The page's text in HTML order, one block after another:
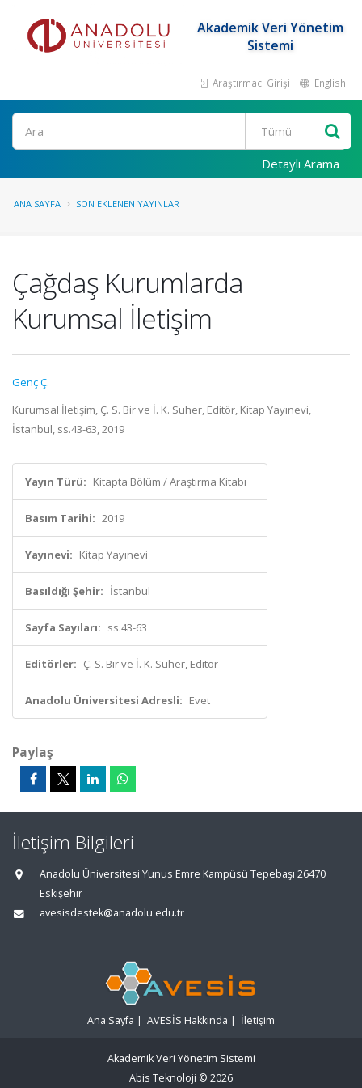
Akademik Veri Yönetim
Sistemi
Araştırmacı Girişi English
Ara
Detaylı Arama
ANA SAYFA SON EKLENEN YAYINLAR
Çağdaş Kurumlarda
Kurumsal İletişim
Genç Ç.
Kurumsal İletişim, Ç. S. Bir ve İ. K. Suher, Editör, Kitap Yayınevi,
İstanbul, ss.43-63, 2019
Yayın Türü: Kitapta Bölüm / Araştırma Kitabı
Basım Tarihi: 2019
Yayınevi: Kitap Yayınevi
Basıldığı Şehir: İstanbul
Sayfa Sayıları: ss.43-63
Editörler: Ç. S. Bir ve İ. K. Suher, Editör
Anadolu Üniversitesi Adresli: Evet
Paylaş
İletişim Bilgileri
Anadolu Üniversitesi Yunus Emre Kampüsü Tepebaşı 26470
Eskişehir
avesisdestek@anadolu.edu.tr
Ana Sayfa | AVESİS Hakkında | İletişim
Akademik Veri Yönetim Sistemi
Abis Teknoloji © 2026